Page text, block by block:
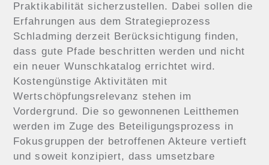
Praktikabilität sicherzustellen. Dabei sollen die
Erfahrungen aus dem Strategieprozess
Schladming derzeit Berücksichtigung finden,
dass gute Pfade beschritten werden und nicht
ein neuer Wunschkatalog errichtet wird.
Kostengünstige Aktivitäten mit
Wertschöpfungsrelevanz stehen im
Vordergrund. Die so gewonnenen Leitthemen
werden im Zuge des Beteiligungsprozess in
Fokusgruppen der betroffenen Akteure vertieft
und soweit konzipiert, dass umsetzbare